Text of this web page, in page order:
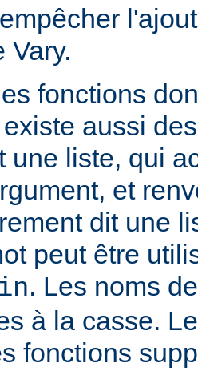
Vary.
fonctions
aussi
une liste, qui
et
dit une
peut être
. Les noms
à la casse.
fonctions